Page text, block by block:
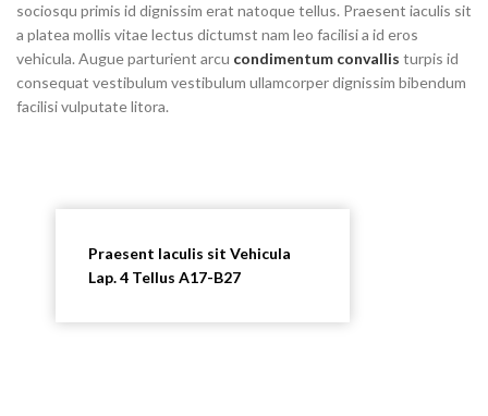
sociosqu primis id dignissim erat natoque tellus. Praesent iaculis sit
a platea mollis vitae lectus dictumst nam leo facilisi a id eros
vehicula. Augue parturient arcu condimentum convallis turpis id
consequat vestibulum vestibulum ullamcorper dignissim bibendum
facilisi vulputate litora.
Praesent Iaculis sit Vehicula
Lap. 4 Tellus A17-B27